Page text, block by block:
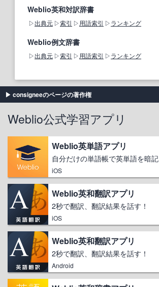
Weblio英和対訳辞書
出典元 索引 用語索引 ランキング
Weblio例文辞書
出典元 索引 用語索引 ランキング
consigneeのページの著作権
Weblio公式学習アプリ
Weblio英単語アプリ
自分だけの単語帳で英単語を暗記
iOS
Weblio英和翻訳アプリ
2秒で翻訳、翻訳結果を話す！
iOS
Weblio英和翻訳アプリ
2秒で翻訳、翻訳結果を話す！
Android